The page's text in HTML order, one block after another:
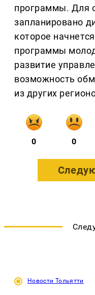
программы. Для
запланировано
которое
программы
развитие
возможность
из других
0 0
Новости Тольятти